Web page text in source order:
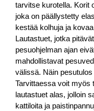
tarvitse kurotella. Korit
joka on päällystetty
kestää kolhuja ja
Lautastuet, jotka
pesuohjelman ajan
mahdollistavat
välissä. Näin
Tarvittaessa voit myös
lautastuet alas, jolloin
kattiloita ja